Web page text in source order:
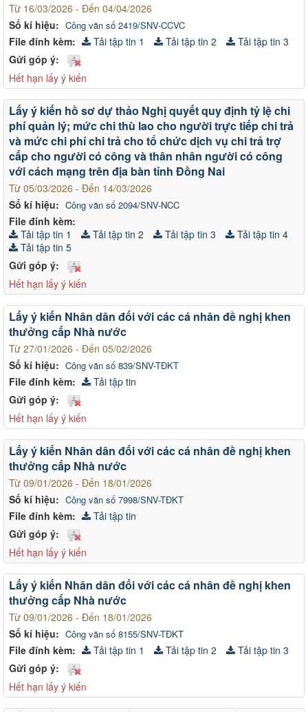
Số kí hiệu: Công văn số 2419/SNV-CCVC
Từ 16/03/2026 - Đến 04/04/2026
File đính kèm: Tải tập tin 1 Tải tập tin 2
Tải tập tin 3
Gửi góp ý:
Hết hạn lấy ý kiến
Số kí hiệu: Công văn số 2094/SNV-NCC
Lấy ý kiến hồ sơ dự thảo Nghị quyết quy định tỷ lệ chi
phí quản lý; mức chi thù lao cho người trực tiếp chi trả
và mức chi phí chi trả cho tổ chức dịch vụ chi trả trợ
cấp cho người có công và thân nhân người có công
với cách mạng trên địa bàn tỉnh Đồng Nai
Từ 05/03/2026 - Đến 14/03/2026
File đính kèm:
Tải tập tin 1
Tải tập tin 2 Tải tập tin 3
Tải tập tin 4
Tải tập tin 5
Gửi góp ý:
Hết hạn lấy ý kiến
Số kí hiệu: Công văn số 839/SNV-TĐKT
Lấy ý kiến Nhân dân đối với các cá nhân đề nghị khen
thưởng cấp Nhà nước
Từ 27/01/2026 - Đến 05/02/2026
File đính kèm:
Tải tập tin
Gửi góp ý:
Hết hạn lấy ý kiến
Số kí hiệu: Công văn số 7998/SNV-TĐKT
Lấy ý kiến Nhân dân đối với các cá nhân đề nghị khen
thưởng cấp Nhà nước
Từ 09/01/2026 - Đến 18/01/2026
File đính kèm:
Tải tập tin
Gửi góp ý:
Hết hạn lấy ý kiến
Số kí hiệu: Công văn số 8155/SNV-TĐKT
Lấy ý kiến Nhân dân đối với các cá nhân đề nghị khen
thưởng cấp Nhà nước
Từ 09/01/2026 - Đến 18/01/2026
File đính kèm: Tải tập tin 1 Tải tập tin 2
Tải tập tin 3
Gửi góp ý:
Hết hạn lấy ý kiến